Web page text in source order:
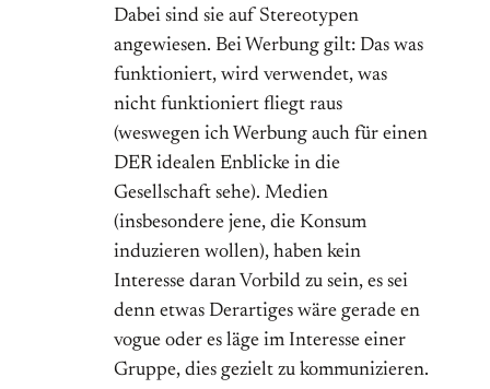
Dabei sind sie auf Stereotypen
angewiesen. Bei Werbung gilt: Das was
funktioniert, wird verwendet, was
nicht funktioniert fliegt raus
(weswegen ich Werbung auch für einen
DER idealen Enblicke in die
Gesellschaft sehe). Medien
(insbesondere jene, die Konsum
induzieren wollen), haben kein
Interesse daran Vorbild zu sein, es sei
denn etwas Derartiges wäre gerade en
vogue oder es läge im Interesse einer
Gruppe, dies gezielt zu kommunizieren.